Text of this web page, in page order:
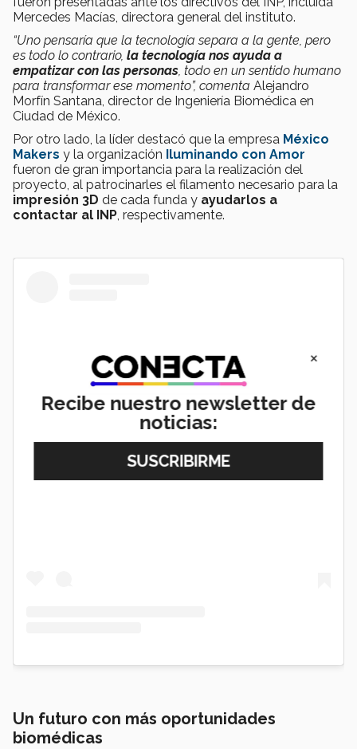
Mercedes Macías, directora general del instituto.
“Uno pensaría que la tecnología separa a la gente, pero
es todo lo contrario, la tecnología nos ayuda a
empatizar con las personas, todo en un sentido humano
para transformar ese momento”, comenta Alejandro
Morfín Santana, director de Ingeniería Biomédica en
Ciudad de México.
Por otro lado, la líder destacó que la empresa México
Makers y la organización Iluminando con Amor
fueron de gran importancia para la realización del
proyecto, al patrocinarles el filamento necesario para la
impresión 3D de cada funda y ayudarlos a
contactar al INP, respectivamente.
View this post on Instagram
Un futuro con más oportunidades
biomédicas
×
Recibe nuestro newsletter de
noticias: